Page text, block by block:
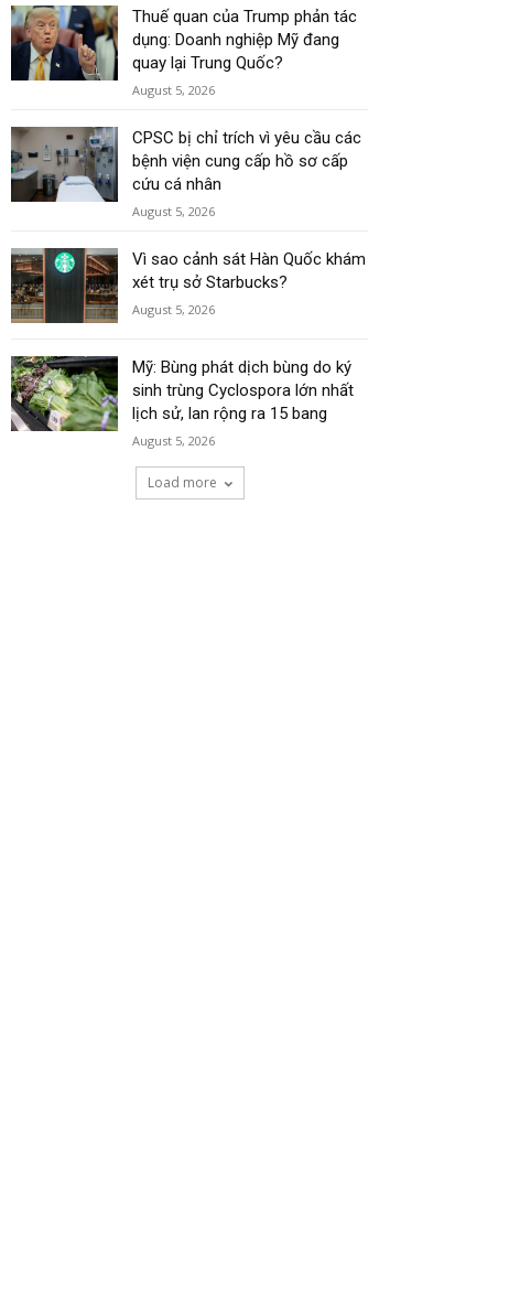
Thuế quan của Trump phản tác
dụng: Doanh nghiệp Mỹ đang
quay lại Trung Quốc?
August 5, 2026
CPSC bị chỉ trích vì yêu cầu các
bệnh viện cung cấp hồ sơ cấp
cứu cá nhân
August 5, 2026
Vì sao cảnh sát Hàn Quốc khám
xét trụ sở Starbucks?
August 5, 2026
Mỹ: Bùng phát dịch bùng do ký
sinh trùng Cyclospora lớn nhất
lịch sử, lan rộng ra 15 bang
August 5, 2026
Load more